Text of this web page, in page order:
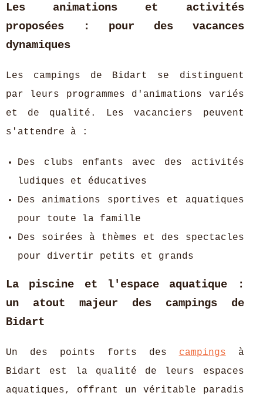
Les animations et activités
proposées : pour des vacances
dynamiques
Les campings de Bidart se distinguent
par leurs programmes d'animations variés
et de qualité. Les vacanciers peuvent
s'attendre à :
Des clubs enfants avec des activités
ludiques et éducatives
Des animations sportives et aquatiques
pour toute la famille
Des soirées à thèmes et des spectacles
pour divertir petits et grands
La piscine et l'espace aquatique :
un atout majeur des campings de
Bidart
Un des points forts des campings à
Bidart est la qualité de leurs espaces
aquatiques, offrant un véritable paradis